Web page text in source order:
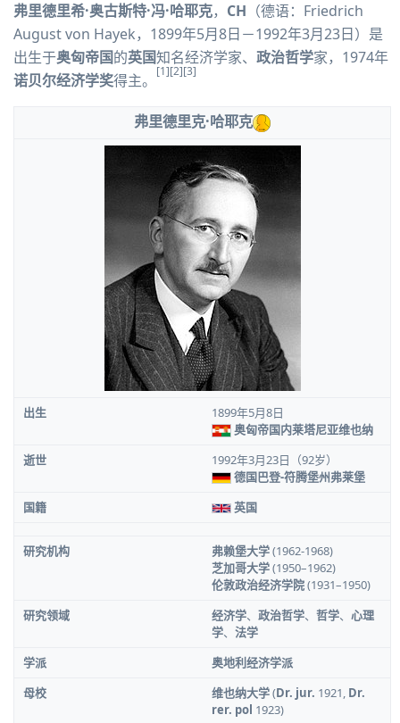
弗里德里希·奥古斯特·冯·哈耶克， CH （德语： Friedrich
August von Hayek，1899年5月8日－1992年3月23日）是
出生于奥匈帝国的英国知名经济学家、 政治哲学家，1974年
诺贝尔经济学奖得主。 [1][2][3]
弗里德里克·哈耶克
出生
1899年5月8日
奥匈帝国内莱塔尼亚维也纳
逝世
1992年3月23日 （92岁）
德国巴登-符腾堡州弗莱堡
国籍
英国
研究机构 弗赖堡大学(1962-1968)
芝加哥大学(1950–1962)
伦敦政治经济学院(1931–1950)
研究领域
经济学、 政治哲学、 哲学、 心理
学、 法学
学派
奥地利经济学派
母校
维也纳大学(Dr. jur. 1921, Dr.
rer. pol 1923)